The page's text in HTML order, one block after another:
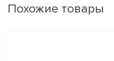
Похожие товары